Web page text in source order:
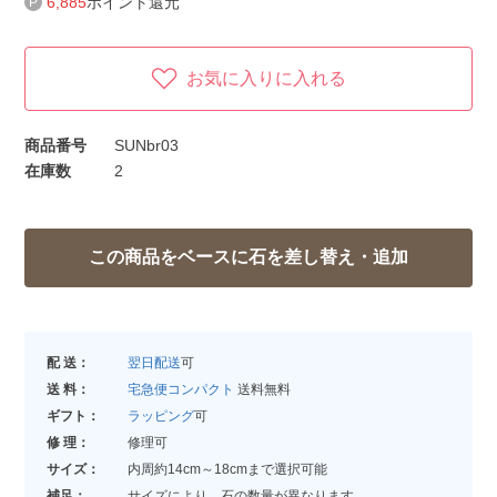
お気に入りに入れる
商品番号
SUNbr03
在庫数
2
配 送： 翌日配送可
送 料：
宅急便コンパクト 送料無料
ギフト：
ラッピング可
修 理：
修理可
サイズ：
内周約14cm～18cmまで選択可能